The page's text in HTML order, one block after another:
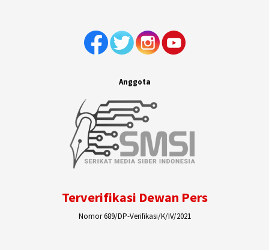
Anggota
Terverifikasi Dewan Pers
Nomor 689/DP-Verifikasi/K/IV/2021